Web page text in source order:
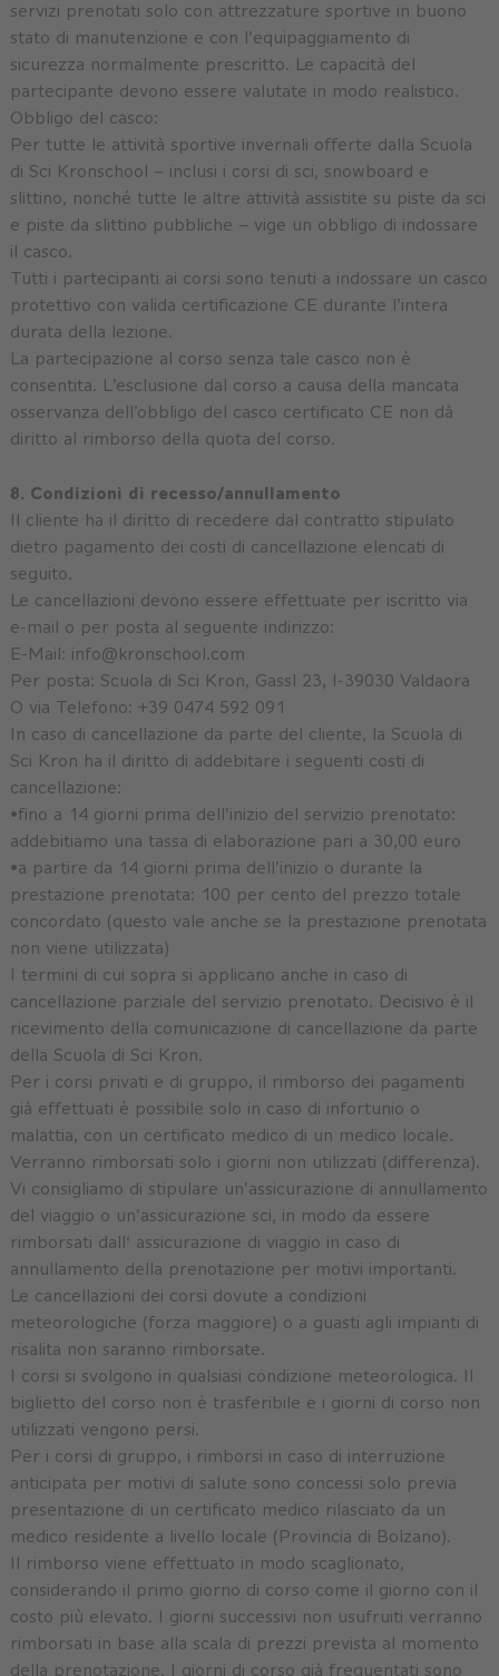
servizi prenotati solo con attrezzature sportive in buono
stato di manutenzione e con l'equipaggiamento di
sicurezza normalmente prescritto. Le capacità del
partecipante devono essere valutate in modo realistico.
Obbligo del casco:
Per tutte le attività sportive invernali offerte dalla Scuola
di Sci Kronschool – inclusi i corsi di sci, snowboard e
slittino, nonché tutte le altre attività assistite su piste da sci
e piste da slittino pubbliche – vige un obbligo di indossare
il casco.
Tutti i partecipanti ai corsi sono tenuti a indossare un casco
protettivo con valida certificazione CE durante l’intera
durata della lezione.
La partecipazione al corso senza tale casco non è
consentita. L’esclusione dal corso a causa della mancata
osservanza dell’obbligo del casco certificato CE non dà
diritto al rimborso della quota del corso.
8. Condizioni di recesso/annullamento
Il cliente ha il diritto di recedere dal contratto stipulato
dietro pagamento dei costi di cancellazione elencati di
seguito.
Le cancellazioni devono essere effettuate per iscritto via
e-mail o per posta al seguente indirizzo:
E-Mail: info@kronschool.com
Per posta: Scuola di Sci Kron, Gassl 23, I-39030 Valdaora
O via Telefono: +39 0474 592 091
In caso di cancellazione da parte del cliente, la Scuola di
Sci Kron ha il diritto di addebitare i seguenti costi di
cancellazione:
•fino a 14 giorni prima dell'inizio del servizio prenotato:
addebitiamo una tassa di elaborazione pari a 30,00 euro
•a partire da 14 giorni prima dell'inizio o durante la
prestazione prenotata: 100 per cento del prezzo totale
concordato (questo vale anche se la prestazione prenotata
non viene utilizzata)
I termini di cui sopra si applicano anche in caso di
cancellazione parziale del servizio prenotato. Decisivo è il
ricevimento della comunicazione di cancellazione da parte
della Scuola di Sci Kron.
Per i corsi privati e di gruppo, il rimborso dei pagamenti
già effettuati è possibile solo in caso di infortunio o
malattia, con un certificato medico di un medico locale.
Verranno rimborsati solo i giorni non utilizzati (differenza).
Vi consigliamo di stipulare un'assicurazione di annullamento
del viaggio o un'assicurazione sci, in modo da essere
rimborsati dall‘ assicurazione di viaggio in caso di
annullamento della prenotazione per motivi importanti.
Le cancellazioni dei corsi dovute a condizioni
meteorologiche (forza maggiore) o a guasti agli impianti di
risalita non saranno rimborsate.
I corsi si svolgono in qualsiasi condizione meteorologica. Il
biglietto del corso non è trasferibile e i giorni di corso non
utilizzati vengono persi.
Per i corsi di gruppo, i rimborsi in caso di interruzione
anticipata per motivi di salute sono concessi solo previa
presentazione di un certificato medico rilasciato da un
medico residente a livello locale (Provincia di Bolzano).
Il rimborso viene effettuato in modo scaglionato,
considerando il primo giorno di corso come il giorno con il
costo più elevato. I giorni successivi non usufruiti verranno
rimborsati in base alla scala di prezzi prevista al momento
della prenotazione. I giorni di corso già frequentati sono